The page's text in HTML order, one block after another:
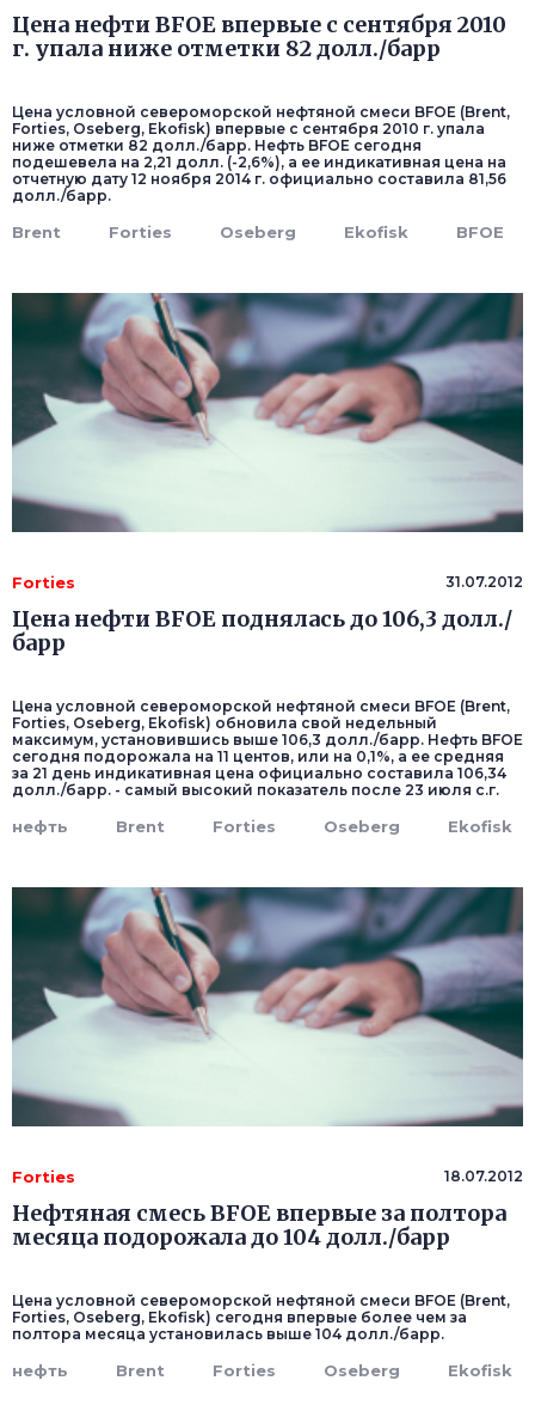
Цена нефти BFOE впервые с сентября 2010
г. упала ниже отметки 82 долл./барр
Цена условной североморской нефтяной смеси BFOE (Brent,
Forties, Oseberg, Ekofisk) впервые с сентября 2010 г. упала
ниже отметки 82 долл./барр. Нефть BFOE сегодня
подешевела на 2,21 долл. (-2,6%), а ее индикативная цена на
отчетную дату 12 ноября 2014 г. официально составила 81,56
долл./барр.
Brent Forties Oseberg Ekofisk BFOE
Forties 31.07.2012
Цена нефти BFOE поднялась до 106,3 долл./
барр
Цена условной североморской нефтяной смеси BFOE (Brent,
Forties, Oseberg, Ekofisk) обновила свой недельный
максимум, установившись выше 106,3 долл./барр. Нефть BFOE
сегодня подорожала на 11 центов, или на 0,1%, а ее средняя
за 21 день индикативная цена официально составила 106,34
долл./барр. - самый высокий показатель после 23 июля с.г.
нефть Brent Forties Oseberg Ekofisk
Forties 18.07.2012
Нефтяная смесь BFOE впервые за полтора
месяца подорожала до 104 долл./барр
Цена условной североморской нефтяной смеси BFOE (Brent,
Forties, Oseberg, Ekofisk) сегодня впервые более чем за
полтора месяца установилась выше 104 долл./барр.
нефть Brent Forties Oseberg Ekofisk